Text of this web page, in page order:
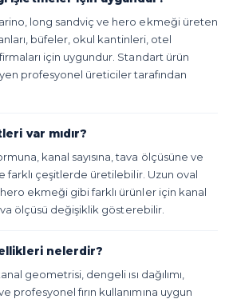
long sandviç ve hero ekmeği üreten
büfeler, okul kantinleri, otel
için uygundur. Standart ürün
profesyonel üreticiler tarafından
var mıdır?
kanal sayısına, tava ölçüsüne ve
çeşitlerde üretilebilir. Uzun oval
ekmeği gibi farklı ürünler için kanal
ölçüsü değişiklik gösterebilir.
nelerdir?
geometrisi, dengeli ısı dağılımı,
profesyonel fırın kullanımına uygun